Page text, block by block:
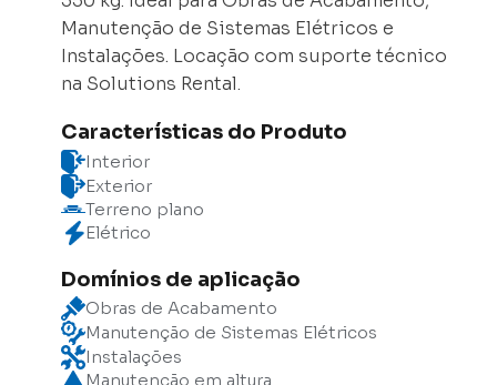
Manutenção de Sistemas Elétricos e
Instalações. Locação com suporte técnico
na Solutions Rental.
Características do Produto
Interior
Exterior
Terreno plano
Elétrico
Domínios de aplicação
Obras de Acabamento
Manutenção de Sistemas Elétricos
Instalações
Manutenção em altura